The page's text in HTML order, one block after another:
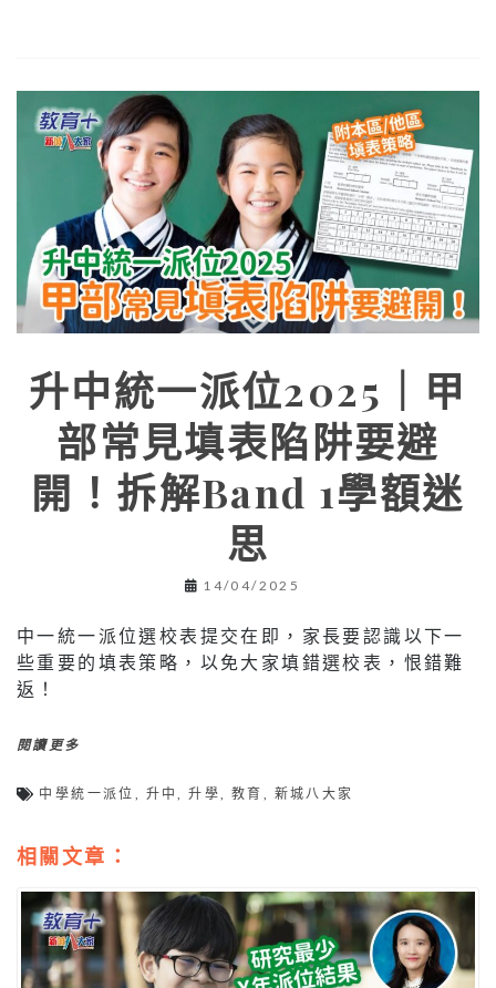
升中統一派位2025｜甲
部常見填表陷阱要避
開！拆解Band 1學額迷
思
14/04/2025
中一統一派位選校表提交在即，家長要認識以下一
些重要的填表策略，以免大家填錯選校表，恨錯難
返！
閱讀更多
中學統一派位 , 升中,升學, 教育 , 新城八大家
相關文章：